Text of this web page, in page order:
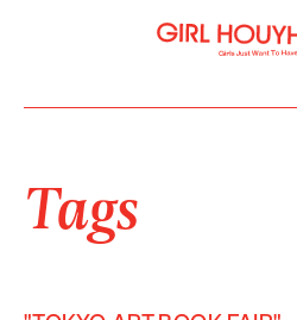
Tags